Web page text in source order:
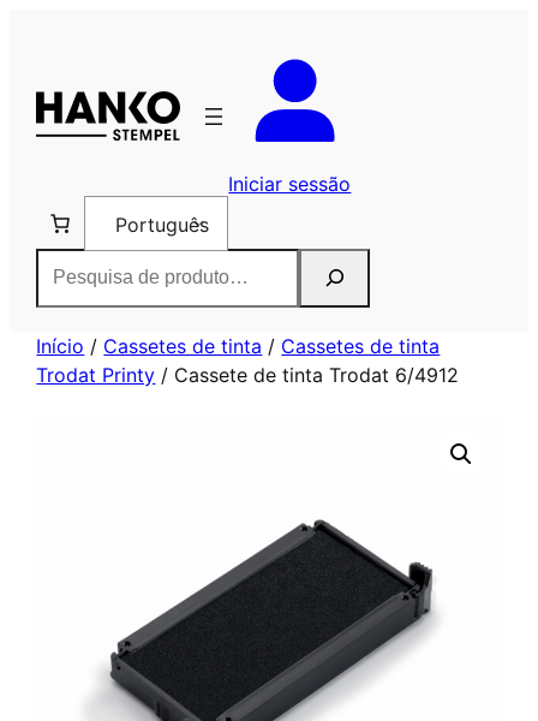
conteúdo
Iniciar sessão
Português
Início / Cassetes de tinta / Cassetes de tinta
Trodat Printy / Cassete de tinta Trodat 6/4912